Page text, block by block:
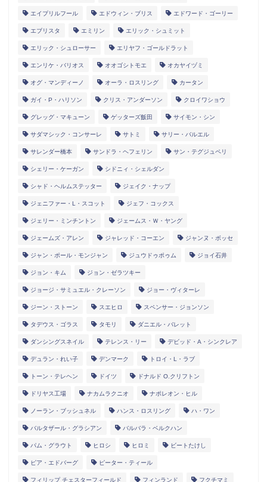
エイプリルフール エドウィン・ブリス エドワード・ゴーリー
エブリスタ エミリン エリック・シュミット
エリック・シュローサー エリヤフ・ゴールドラット
エンリケ・バリオス オオゴシトモエ オカヤイヅミ
オグ・マンディーノ オーラ・ロスリング カータン
ガイ・P・ハリソン クリス・アンダーソン クロイワショウ
グレッグ・マキューン ゲッターズ飯田 サイモン・シン
サダマシック・コンサーレ サトミ サリー・バルエル
サレンダー橋本 サンドラ・ヘフェリン サン・テグジュペリ
シェリー・ケーガン シドニィ・シェルダン
シャド・ヘルムステッター ジェイク・ナップ
ジェニファー・L・スコット ジェフ・コックス
ジェリー・ミンチントン ジェームス・Ｗ・ヤング
ジェームズ・アレン ジャレッド・コーエン ジャンヌ・ボッセ
ジャン・ポール・モンジャン ジュウドゥポゥム ジョイ石井
ジョン・キム ジョン・ゼラツキー
ジョージ・サミュエル・クレーソン ジョー・ヴィターレ
ジーン・ストーン スエヒロ スペンサー・ジョンソン
タデウス・ゴラス タモリ ダニエル・バレット
ダンシングスネイル テレンス・リー デビッド・A・シンクレア
デュラン・れい子 デンマーク トロイ・L・ラブ
トーン・テレヘン ドイツ ドナルド O.クリフトン
ドリヤス工場 ナカムラクニオ ナポレオン・ヒル
ノーラン・ブッシュネル ハンス・ロスリング ハ・ワン
バルタザール・グラシアン バルバラ・ベルクハン
パム・グラウト ヒロシ ヒロミ ビートたけし
ピア・エドバーグ ピーター・ティール
フィリップ チェスターフィールド フィンランド フクチマミ